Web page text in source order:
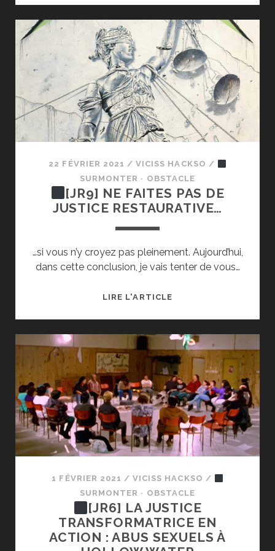
PUISSANCE,
MANUEL
RADICALE
22 FÉVRIER 2021 /VICISS HACKSO /
SURMONTER · OBSTACLE
[JR9] NE FAITES PAS DE
JUSTICE RESTAURATIVE…
…si vous n’y croyez pas pleinement. Aujourd’hui,
dans cette conclusion, je vais tenter de vous…
LIRE L'ARTICLE
FAITES
PAS
DE
JUSTICE
RESTAURATIVE…
1 FÉVRIER 2021 /VICISS HACKSO /
SURMONTER · OBSTACLE
[JR6] LA JUSTICE
TRANSFORMATRICE EN
ACTION : ABUS SEXUELS À